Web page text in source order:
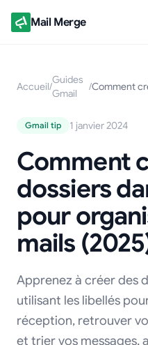
Mail Merge
Accueil/
Guides
Gmail
/
Gmail tip 1 janvier 2024
Comment
dossiers
pour
mails
Apprenez à créer des
utilisant les libellés
réception, retrouver
et trier vos messages,